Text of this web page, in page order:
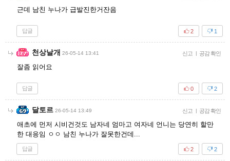
근데 남친 누나가 급발진한거잔음
답글 1
2
천상날개 26-05-14 13:41 신고 | 공감 확인
잘좀 읽어요
답글 2
0
달토르 26-05-14 13:49 신고 | 공감 확인
애초에 먼저 시비건것도 남자네 엄마고 여자네 언니는 당연히 할만
한 대응임 ㅇㅇ 남친 누나가 잘못한건데...
답글 2
2